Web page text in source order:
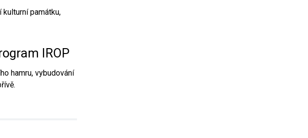
kulturní památku,
IROP
hamru, vybudování